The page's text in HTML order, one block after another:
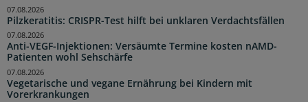
Pilzkeratitis: CRISPR-Test hilft bei unklaren Verdachtsfällen
07.08.2026
Anti-VEGF-Injektionen: Versäumte Termine kosten nAMD-
Patienten wohl Sehschärfe
07.08.2026
Vegetarische und vegane Ernährung bei Kindern mit
Vorerkrankungen
07.08.2026